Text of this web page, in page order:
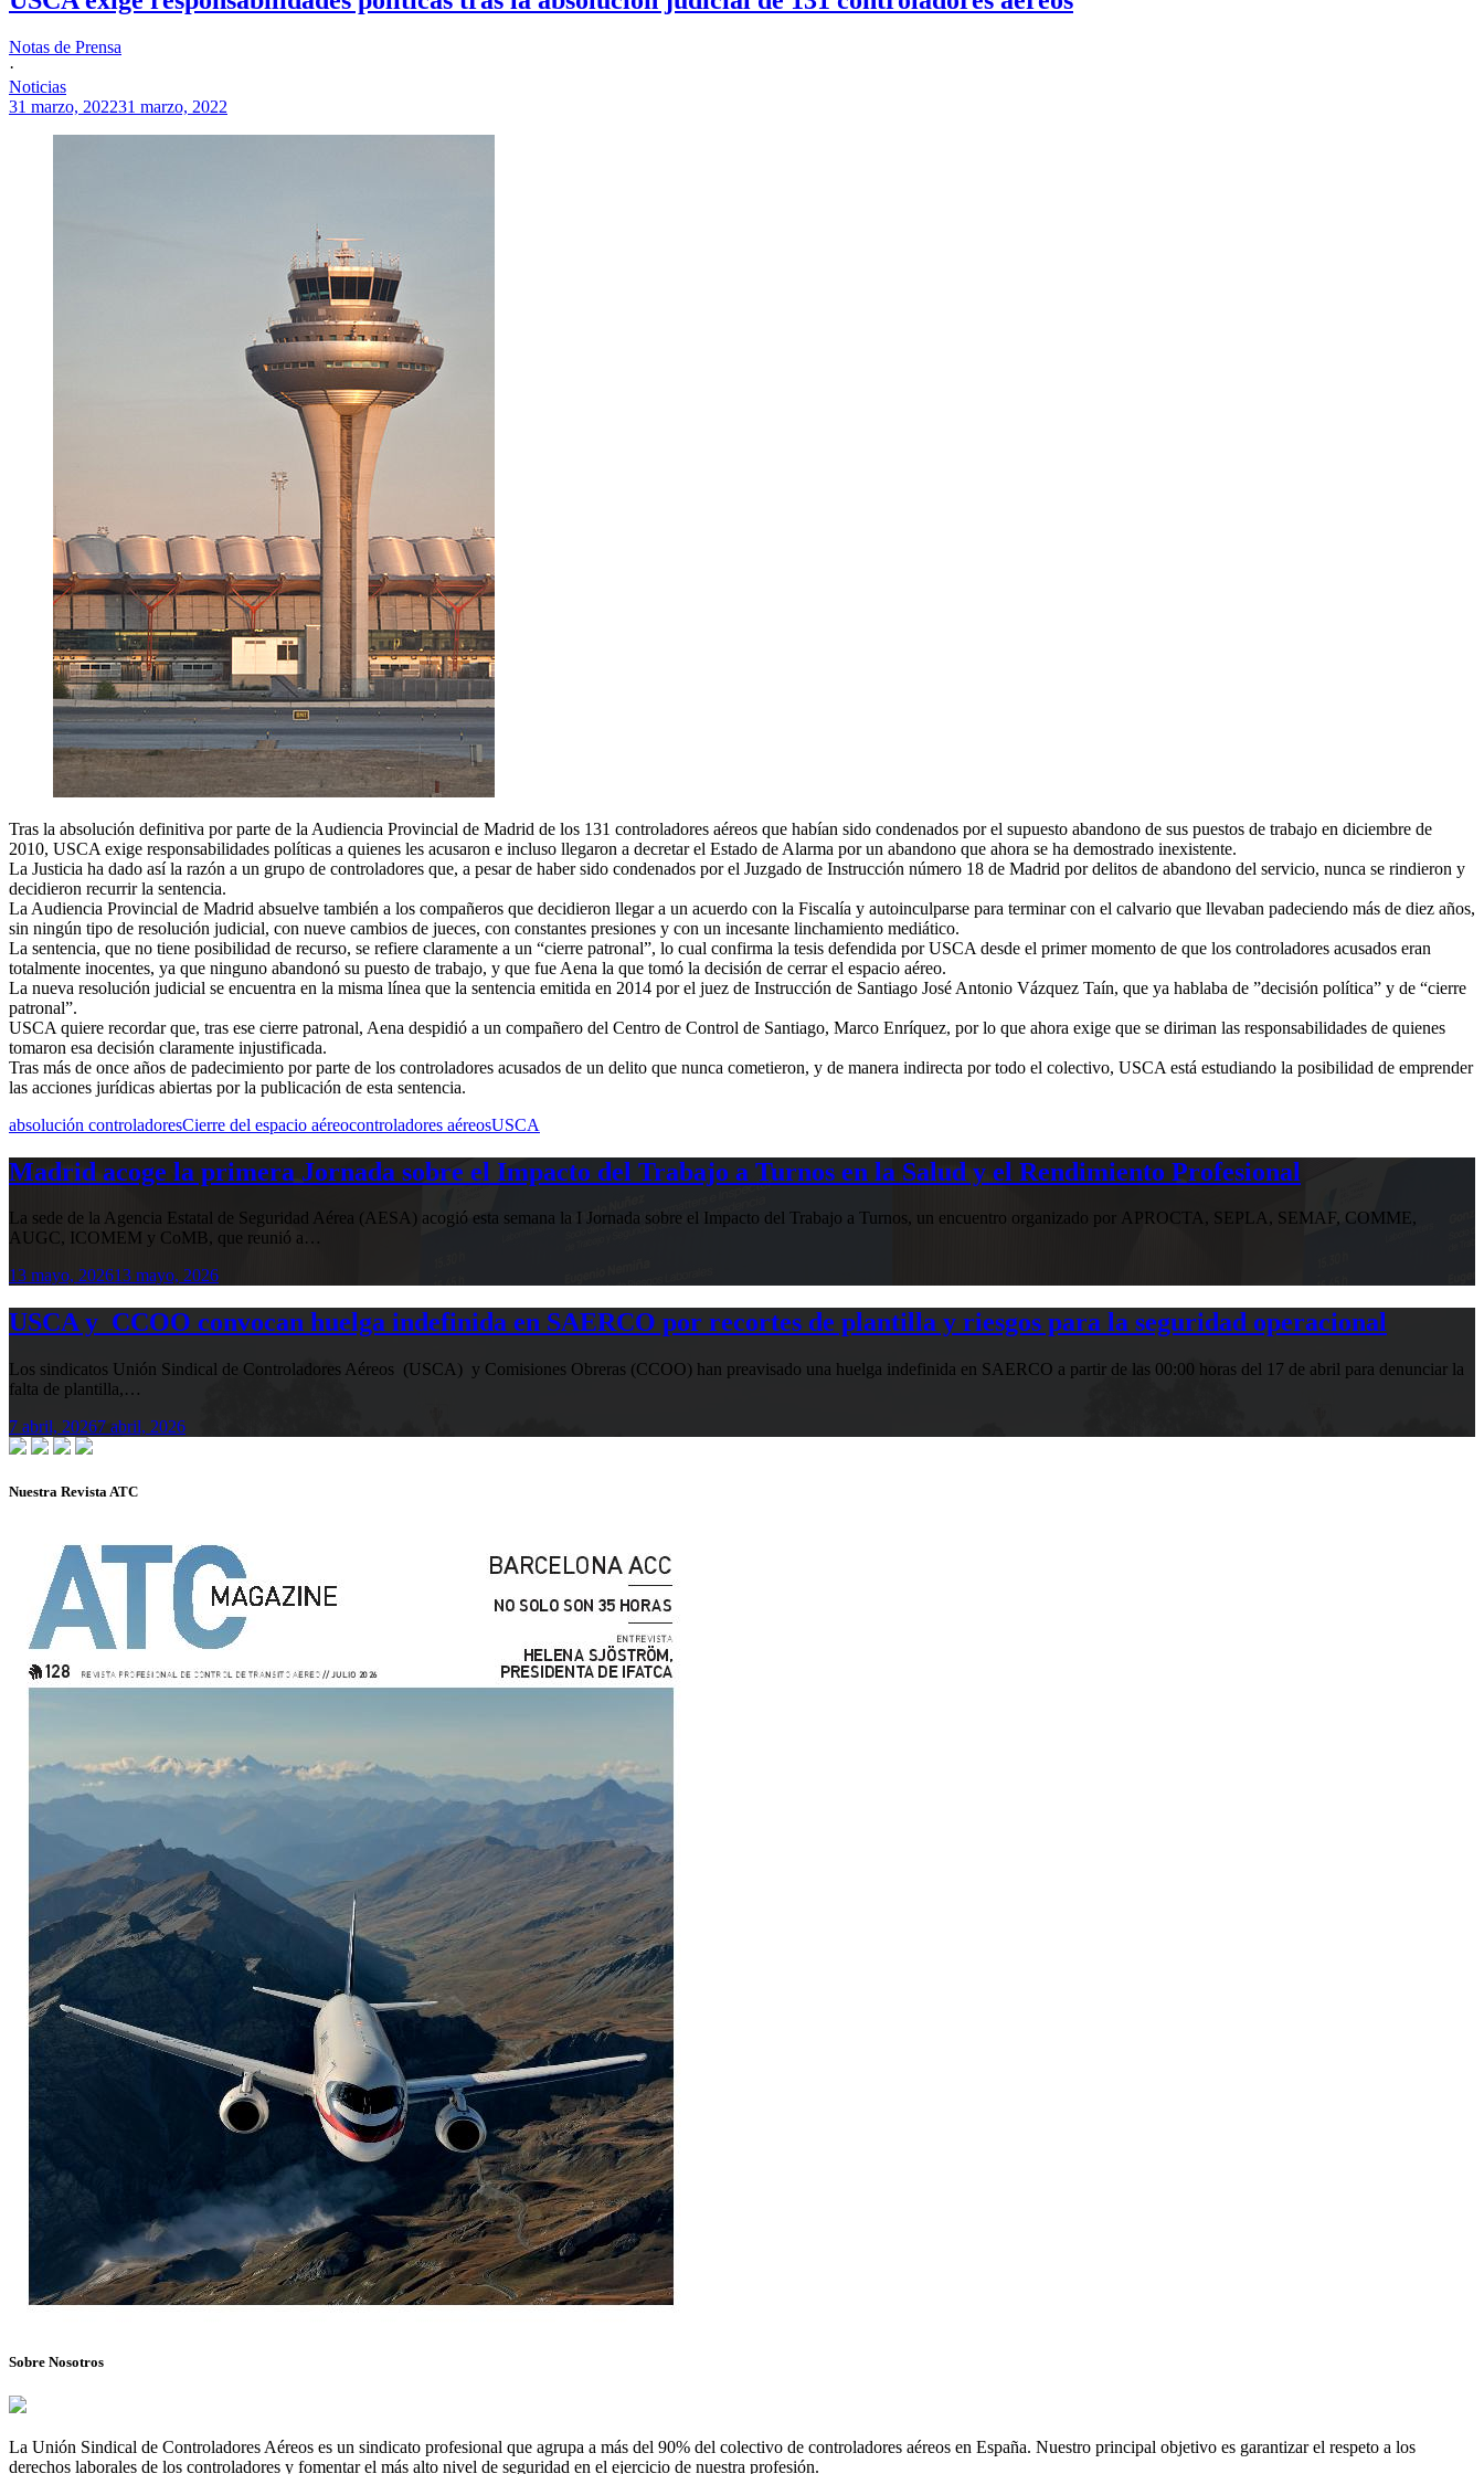
Notas de Prensa
·
Noticias
31 marzo, 202231 marzo, 2022
Tras la absolución definitiva por parte de la Audiencia Provincial de Madrid de los 131 controladores aéreos que habían sido condenados por el supuesto abandono de sus puestos de trabajo en diciembre de
2010, USCA exige responsabilidades políticas a quienes les acusaron e incluso llegaron a decretar el Estado de Alarma por un abandono que ahora se ha demostrado inexistente.
La Justicia ha dado así la razón a un grupo de controladores que, a pesar de haber sido condenados por el Juzgado de Instrucción número 18 de Madrid por delitos de abandono del servicio, nunca se rindieron y
decidieron recurrir la sentencia.
La Audiencia Provincial de Madrid absuelve también a los compañeros que decidieron llegar a un acuerdo con la Fiscalía y autoinculparse para terminar con el calvario que llevaban padeciendo más de diez años,
sin ningún tipo de resolución judicial, con nueve cambios de jueces, con constantes presiones y con un incesante linchamiento mediático.
La sentencia, que no tiene posibilidad de recurso, se refiere claramente a un “cierre patronal”, lo cual confirma la tesis defendida por USCA desde el primer momento de que los controladores acusados eran
totalmente inocentes, ya que ninguno abandonó su puesto de trabajo, y que fue Aena la que tomó la decisión de cerrar el espacio aéreo.
La nueva resolución judicial se encuentra en la misma línea que la sentencia emitida en 2014 por el juez de Instrucción de Santiago José Antonio Vázquez Taín, que ya hablaba de ”decisión política” y de “cierre
patronal”.
USCA quiere recordar que, tras ese cierre patronal, Aena despidió a un compañero del Centro de Control de Santiago, Marco Enríquez, por lo que ahora exige que se diriman las responsabilidades de quienes
tomaron esa decisión claramente injustificada.
Tras más de once años de padecimiento por parte de los controladores acusados de un delito que nunca cometieron, y de manera indirecta por todo el colectivo, USCA está estudiando la posibilidad de emprender
las acciones jurídicas abiertas por la publicación de esta sentencia.
absolución controladoresCierre del espacio aéreocontroladores aéreosUSCA
Madrid acoge la primera Jornada sobre el Impacto del Trabajo a Turnos en la Salud y el Rendimiento Profesional
La sede de la Agencia Estatal de Seguridad Aérea (AESA) acogió esta semana la I Jornada sobre el Impacto del Trabajo a Turnos, un encuentro organizado por APROCTA, SEPLA, SEMAF, COMME,
AUGC, ICOMEM y CoMB, que reunió a…
13 mayo, 202613 mayo, 2026
USCA y CCOO convocan huelga indefinida en SAERCO por recortes de plantilla y riesgos para la seguridad operacional
Los sindicatos Unión Sindical de Controladores Aéreos (USCA) y Comisiones Obreras (CCOO) han preavisado una huelga indefinida en SAERCO a partir de las 00:00 horas del 17 de abril para denunciar la
falta de plantilla,…
7 abril, 20267 abril, 2026
Nuestra Revista ATC
Sobre Nosotros
La Unión Sindical de Controladores Aéreos es un sindicato profesional que agrupa a más del 90% del colectivo de controladores aéreos en España. Nuestro principal objetivo es garantizar el respeto a los
derechos laborales de los controladores y fomentar el más alto nivel de seguridad en el ejercicio de nuestra profesión.